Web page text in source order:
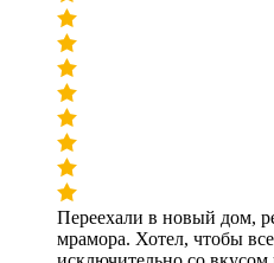
Переехали в новый дом,
мрамора. Хотел, чтобы